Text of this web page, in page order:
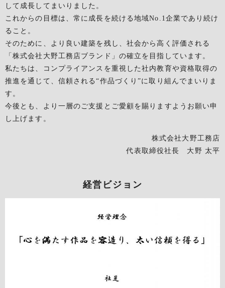
して成長してまいりました。
これからの目標は、常に成長を続ける地域No.1企業であり続け
ること。
そのために、より良い建築を残し、社会から高く評価される
「株式会社大野工務店ブランド」の確立を目指しています。
私たちは、コンプライアンスを重視した社内教育や資格取得の
推進を通じて、信頼される“作品づくり”に取り組んでまいりま
す。
今後とも、より一層のご支援とご愛顧を賜りますようお願い申
し上げます。
株式会社大野工務店
代表取締役社長 大野 太平
経営ビジョン